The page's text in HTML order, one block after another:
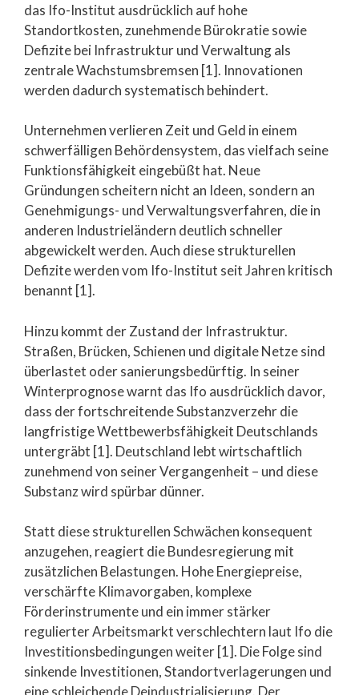
das Ifo-Institut ausdrücklich auf hohe
Standortkosten, zunehmende Bürokratie sowie
Defizite bei Infrastruktur und Verwaltung als
zentrale Wachstumsbremsen [1]. Innovationen
werden dadurch systematisch behindert.
Unternehmen verlieren Zeit und Geld in einem
schwerfälligen Behördensystem, das vielfach seine
Funktionsfähigkeit eingebüßt hat. Neue
Gründungen scheitern nicht an Ideen, sondern an
Genehmigungs- und Verwaltungsverfahren, die in
anderen Industrieländern deutlich schneller
abgewickelt werden. Auch diese strukturellen
Defizite werden vom Ifo-Institut seit Jahren kritisch
benannt [1].
Hinzu kommt der Zustand der Infrastruktur.
Straßen, Brücken, Schienen und digitale Netze sind
überlastet oder sanierungsbedürftig. In seiner
Winterprognose warnt das Ifo ausdrücklich davor,
dass der fortschreitende Substanzverzehr die
langfristige Wettbewerbsfähigkeit Deutschlands
untergräbt [1]. Deutschland lebt wirtschaftlich
zunehmend von seiner Vergangenheit – und diese
Substanz wird spürbar dünner.
Statt diese strukturellen Schwächen konsequent
anzugehen, reagiert die Bundesregierung mit
zusätzlichen Belastungen. Hohe Energiepreise,
verschärfte Klimavorgaben, komplexe
Förderinstrumente und ein immer stärker
regulierter Arbeitsmarkt verschlechtern laut Ifo die
Investitionsbedingungen weiter [1]. Die Folge sind
sinkende Investitionen, Standortverlagerungen und
eine schleichende Deindustrialisierung. Der